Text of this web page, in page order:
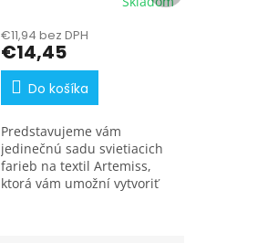
€11,94 bez DPH
€14,45
Do košíka
Predstavujeme vám
jedinečnú sadu svietiacich
farieb na textil Artemiss,
ktorá vám umožní vytvoriť